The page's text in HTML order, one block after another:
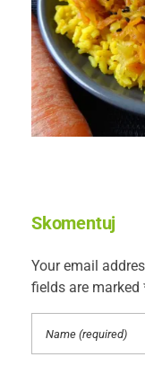
Skomentuj
Your email
fields are marked